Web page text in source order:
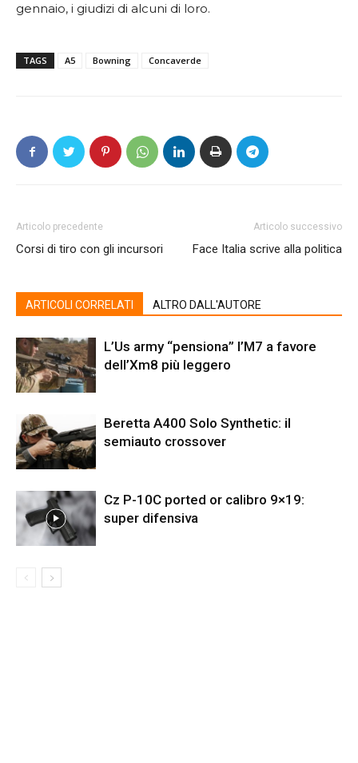
gennaio, i giudizi di alcuni di loro.
TAGS A5 Bowning Concaverde
Articolo precedente
Corsi di tiro con gli incursori
Articolo successivo
Face Italia scrive alla politica
ARTICOLI CORRELATI ALTRO DALL'AUTORE
L’Us army “pensiona” l’M7 a favore
dell’Xm8 più leggero
Beretta A400 Solo Synthetic: il
semiauto crossover
Cz P-10C ported or calibro 9×19:
super difensiva